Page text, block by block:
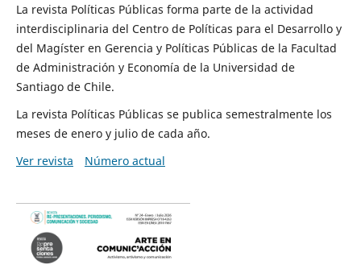
La revista Políticas Públicas forma parte de la actividad
interdisciplinaria del Centro de Políticas para el Desarrollo y
del Magíster en Gerencia y Políticas Públicas de la Facultad
de Administración y Economía de la Universidad de
Santiago de Chile.
La revista Políticas Públicas se publica semestralmente los
meses de enero y julio de cada año.
Ver revista
Número actual